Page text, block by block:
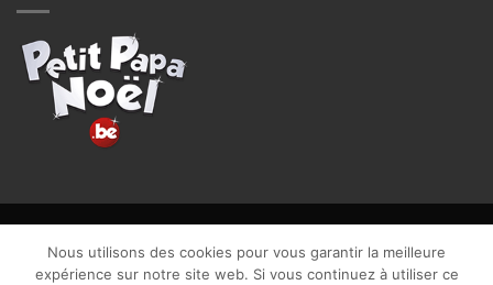
CGU| Vie privée| TVA : BE0840965749 | Site web réalisé par
Nous utilisons des cookies pour vous garantir la meilleure
expérience sur notre site web. Si vous continuez à utiliser ce